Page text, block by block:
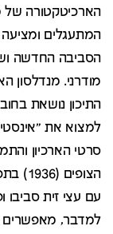
הארכיטקטורה של
המתעגלים
הסביבה החדשה
מודרני. מנדלסון
התיכון נושאת
למצוא את
סרטי הארכיון
עם עצי זית סביבו
למדבר, מאפשרים